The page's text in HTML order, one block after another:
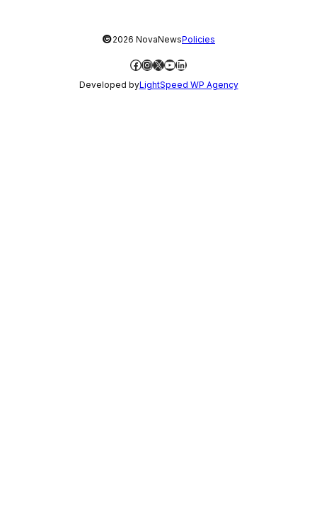
©2026 NovaNewsPolicies
Facebook
Instagram
X YouTube
LinkedIn
Developed byLightSpeed WP Agency